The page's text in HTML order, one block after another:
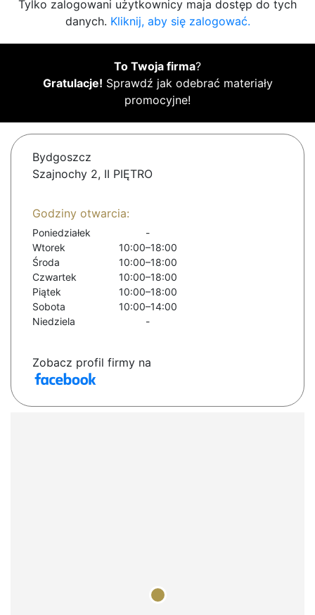
Tylko zalogowani użytkownicy maja dostęp do tych
danych. Kliknij, aby się zalogować.
To Twoja firma?
Gratulacje! Sprawdź jak odebrać materiały
promocyjne!
Bydgoszcz
Szajnochy 2, II PIĘTRO
Godziny otwarcia:
Poniedziałek
-
Wtorek
10:00–18:00
Środa
10:00–18:00
Czwartek
10:00–18:00
Piątek
10:00–18:00
Sobota
10:00–14:00
Niedziela
-
Zobacz profil firmy na